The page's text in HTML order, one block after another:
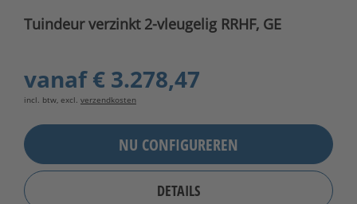
Tuindeur verzinkt 2-vleugelig RRHF, GE
vanaf€ 3.278,47
incl. btw, excl. verzendkosten
NU CONFIGUREREN
DETAILS